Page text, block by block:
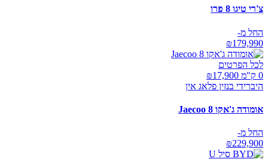
צ'רי טיגו 8 פרו
החל מ-
₪179,990
לכל הפרטים
0 ק"מ ₪
17,900
היברידי בנזין פלאג אין
אומודה ג'אקו Jaecoo 8
החל מ-
₪229,900